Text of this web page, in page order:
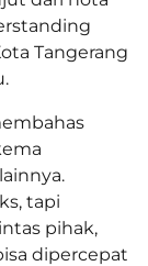
Tangerang
tapi
pihak,
dipercepat